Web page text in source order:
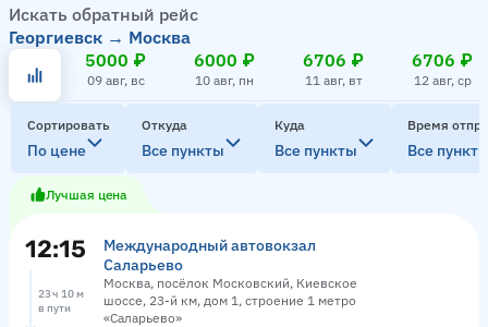
Искать обратный рейс
Георгиевск → Москва
5000 ₽
09 авг, вс
6000 ₽
10 авг, пн
6706 ₽
11 авг, вт
6706 ₽
12 авг, ср
Сортировать
По цене
Откуда
Все пункты
Куда
Все пункты
Время
Все
Лучшая цена
12:15
Международный автовокзал
Саларьево
Москва, посёлок Московский, Киевское
шоссе, 23-й км, дом 1, строение 1 метро
«Саларьево»
23 ч 10 м
в пути